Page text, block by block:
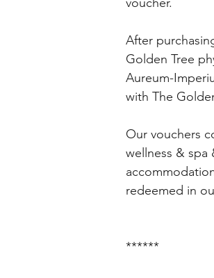
After
Golden Tree
Aureum-
with The
Our vouchers
wellness & spa
redeemed in
******